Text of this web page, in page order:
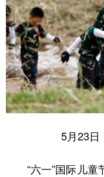
5月23日
“六一”国际儿童